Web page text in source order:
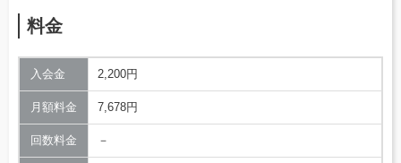
料金
入会金 2,200円
月額料金 7,678円
回数料金 －